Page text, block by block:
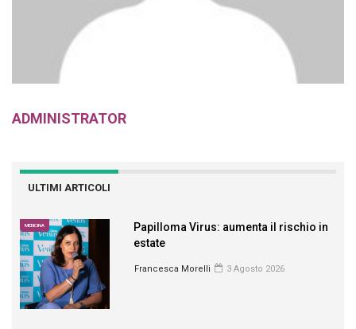
ADMINISTRATOR
ULTIMI ARTICOLI
MEDICINA
Papilloma Virus: aumenta il rischio in
estate
Francesca Morelli 3 Agosto 2026